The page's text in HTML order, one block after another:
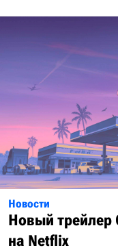
Новости
Новый трейлер
на Netflix